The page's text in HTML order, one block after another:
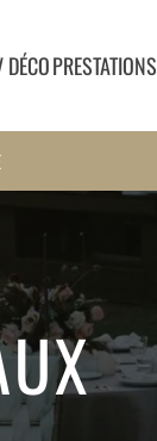
DÉCOPRESTATIONS